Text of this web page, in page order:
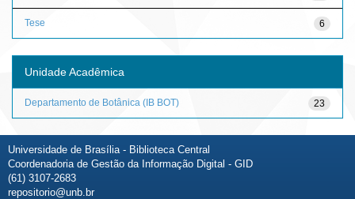
6
Tese
Unidade Acadêmica
23
Departamento de Botânica (IB BOT)
Universidade de Brasília - Biblioteca Central
Coordenadoria de Gestão da Informação Digital - GID
(61) 3107-2683
repositorio@unb.br